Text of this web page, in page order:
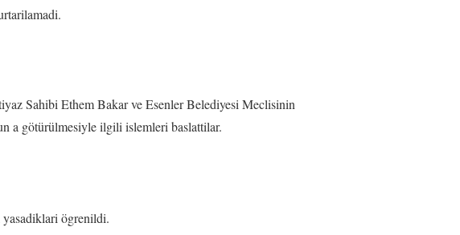
Sahibi Ethem Bakar ve Esenler Belediyesi Meclisinin
a götürülmesiyle ilgili islemleri baslattilar.
ögrenildi.